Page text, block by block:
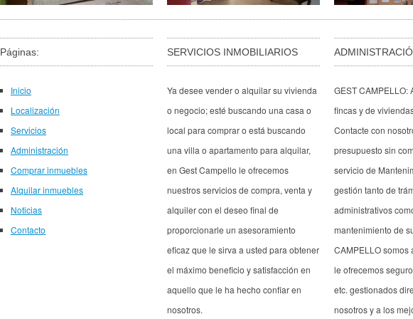
Páginas:
Inicio
Localización
Servicios
Administración
Comprar inmuebles
Alquilar inmuebles
Noticias
Contacto
SERVICIOS INMOBILIARIOS
Ya desee vender o alquilar su vivienda
o negocio; esté buscando una casa o
local para comprar o está buscando
una villa o apartamento para alquilar,
en Gest Campello le ofrecemos
nuestros servicios de compra, venta y
alquiler con el deseo final de
proporcionarle un asesoramiento
eficaz que le sirva a usted para obtener
el máximo beneficio y satisfacción en
aquello que le ha hecho confiar en
nosotros.
GEST CAMPELLO:
fincas y de
Contacte con
presupuesto sin
servicio de
gestión tanto de
administrativos
mantenimiento de
CAMPELLO somos
le ofrecemos
etc. gestionados
nosotros y a los